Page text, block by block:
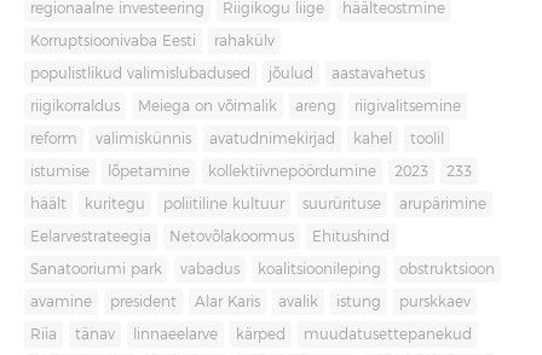
regionaalne investeering Riigikogu liige häälteostmine
Korruptsioonivaba Eesti rahakülv
populistlikud valimislubadused jõulud aastavahetus
riigikorraldus Meiega on võimalik areng riigivalitsemine
reform valimiskünnis avatudnimekirjad kahel toolil
istumise lõpetamine kollektiivnepöördumine 2023 233
häält kuritegu poliitiline kultuur suurürituse arupärimine
Eelarvestrateegia Netovõlakoormus Ehitushind
Sanatooriumi park vabadus koalitsioonileping obstruktsioon
avamine president Alar Karis avalik istung purskkaev
Riia tänav linnaeelarve kärped muudatusettepanekud